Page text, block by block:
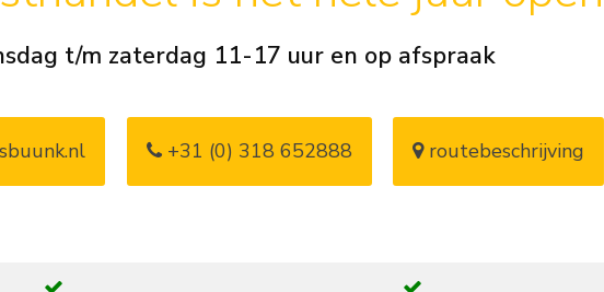
t/m zaterdag 11-17 uur en op afspraak
+31 (0) 318 652888 routebeschrijving